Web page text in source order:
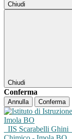
Chiudi
Chiudi
Conferma
Annulla Conferma
IIS Scarabelli Ghini